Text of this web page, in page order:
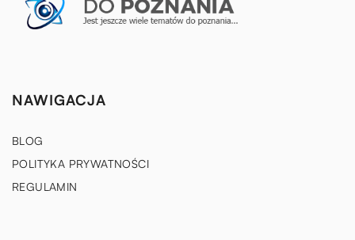
NAWIGACJA
BLOG
POLITYKA PRYWATNOŚCI
REGULAMIN